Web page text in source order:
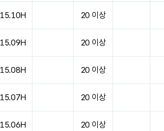
15.10H 20 이상
15.09H 20 이상
15.08H 20 이상
15.07H 20 이상
15.06H 20 이상